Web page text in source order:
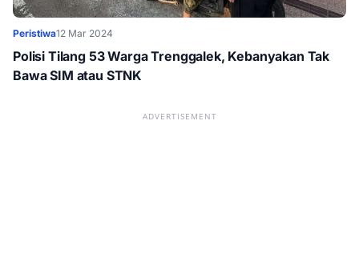
Peristiwa12 Mar 2024
Polisi Tilang 53 Warga Trenggalek, Kebanyakan Tak
Bawa SIM atau STNK
ADVERTISEMENT